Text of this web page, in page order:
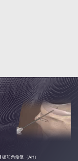
板前角修复（AH）